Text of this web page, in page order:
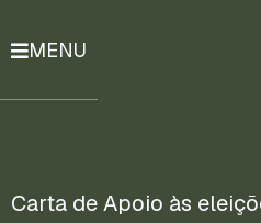
MENU
Carta de Apoio às